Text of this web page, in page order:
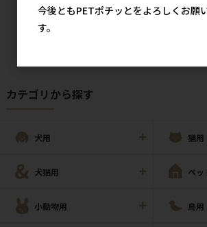
カテゴリから探す
犬用 猫用
犬猫用 ペッ
小動物用 鳥用
今後ともPETポチッとをよろしくお願
す。